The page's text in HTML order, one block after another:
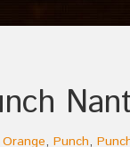
Orange, Punch,